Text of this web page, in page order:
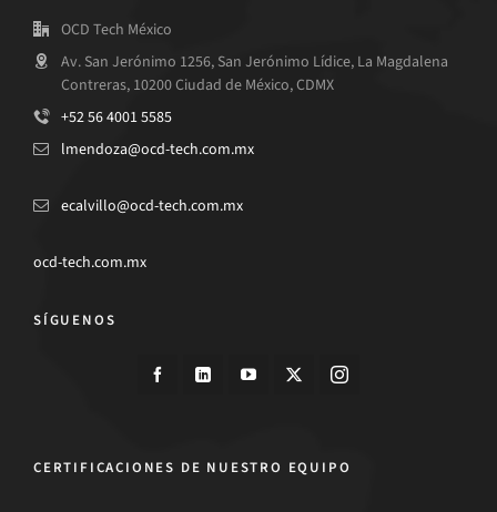
OCD Tech México
Av. San Jerónimo 1256, San Jerónimo Lídice, La Magdalena
Contreras, 10200 Ciudad de México, CDMX
+52 56 4001 5585
lmendoza@ocd-tech.com.mx
ecalvillo@ocd-tech.com.mx
ocd-tech.com.mx
SÍGUENOS
CERTIFICACIONES DE NUESTRO EQUIPO